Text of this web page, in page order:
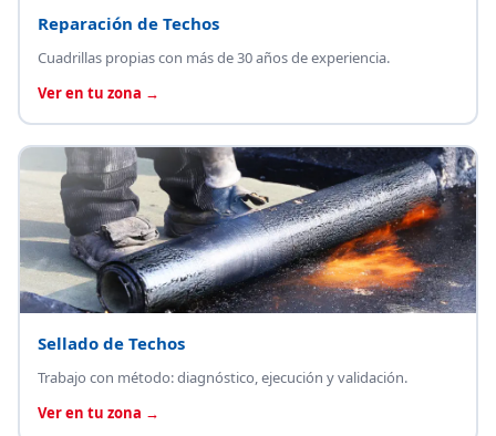
Reparación de Techos
Cuadrillas propias con más de 30 años de experiencia.
Ver en tu zona →
Sellado de Techos
Trabajo con método: diagnóstico, ejecución y validación.
Ver en tu zona →